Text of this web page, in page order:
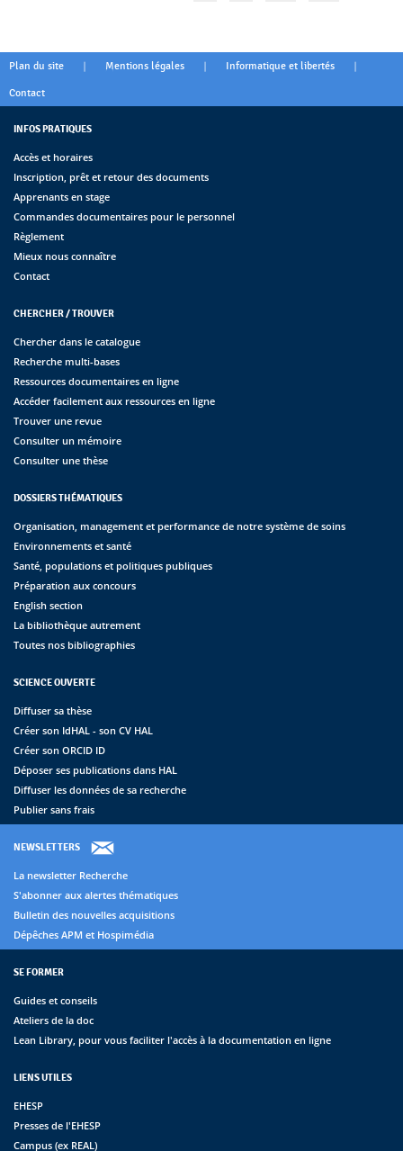
Plan du site | Mentions légales | Informatique et libertés |
Contact
INFOS PRATIQUES
Accès et horaires
Inscription, prêt et retour des documents
Apprenants en stage
Commandes documentaires pour le personnel
Règlement
Mieux nous connaître
Contact
CHERCHER / TROUVER
Chercher dans le catalogue
Recherche multi-bases
Ressources documentaires en ligne
Accéder facilement aux ressources en ligne
Trouver une revue
Consulter un mémoire
Consulter une thèse
DOSSIERS THÉMATIQUES
Organisation, management et performance de notre système de soins
Environnements et santé
Santé, populations et politiques publiques
Préparation aux concours
English section
La bibliothèque autrement
Toutes nos bibliographies
SCIENCE OUVERTE
Diffuser sa thèse
Créer son IdHAL - son CV HAL
Créer son ORCID ID
Déposer ses publications dans HAL
Diffuser les données de sa recherche
Publier sans frais
NEWSLETTERS
La newsletter Recherche
S'abonner aux alertes thématiques
Bulletin des nouvelles acquisitions
Dépêches APM et Hospimédia
SE FORMER
Guides et conseils
Ateliers de la doc
Lean Library, pour vous faciliter l'accès à la documentation en ligne
LIENS UTILES
EHESP
Presses de l'EHESP
Campus (ex REAL)